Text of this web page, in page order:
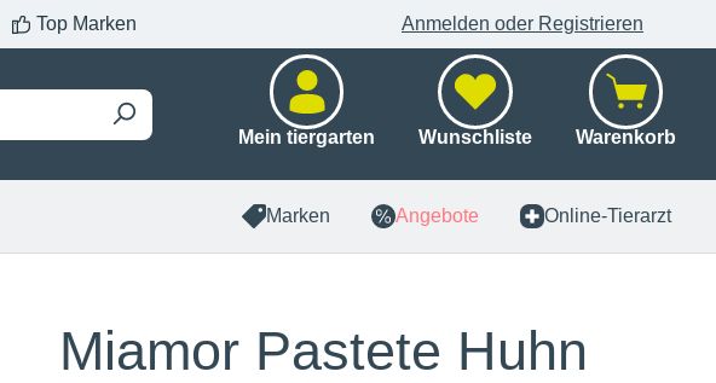
Top Marken Anmelden oder Registrieren
Mein tiergarten Wunschliste Warenkorb
Marken Angebote Online-Tierarzt
Miamor Pastete Huhn